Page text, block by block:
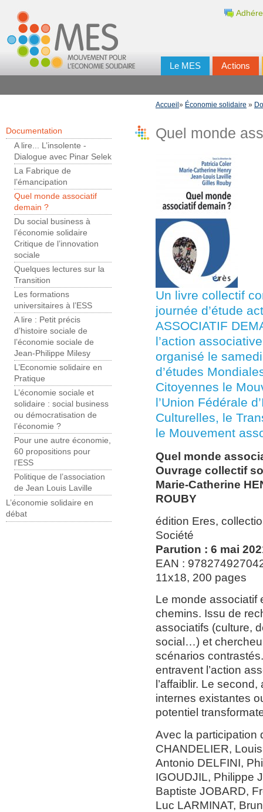
Le MES Actions
Accueil » Économie solidaire »
Documentation
A lire... L’insolente -
Dialogue avec Pinar Selek
La Fabrique de
l’émancipation
Quel monde associatif
demain ?
Du social business à
l’économie solidaire
Critique de l’innovation
sociale
Quelques lectures sur la
Transition
Les formations
universitaires à l’ESS
A lire : Petit précis
d’histoire sociale de
l’économie sociale de
Jean-Philippe Milesy
L’Economie solidaire en
Pratique
L’économie sociale et
solidaire : social business
ou démocratisation de
l’économie ?
Pour une autre économie,
60 propositions pour
l’ESS
Politique de l’association
de Jean Louis Laville
L’économie solidaire en
débat
Quel monde
Un livre collectif
journée d’étude
ASSOCIATIF
l’action
organisé le
d’études
Citoyennes le
l’Union Fédérale
Culturelles, le
le Mouvement
Quel monde
Ouvrage collectif
Marie-Catherine
ROUBY
édition Eres,
Société
Parution : 6 mai
EAN :
11x18, 200 pages
Le monde associatif
chemins. Issu de
associatifs (culture,
social…) et
scénarios
entravent l’action
l’affaiblir. Le
internes existantes
potentiel
Avec la participation
CHANDELIER,
Antonio DELFINI,
IGOUDJIL, Philippe
Baptiste JOBARD,
Luc LARMINAT,